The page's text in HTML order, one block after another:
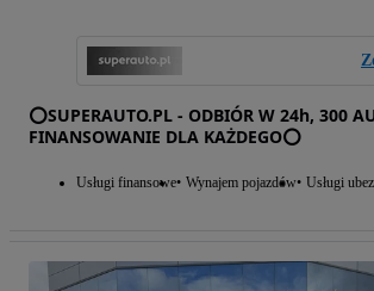
⭕SUPERAUTO.PL - ODBIÓR W 24h, 300
FINANSOWANIE DLA KAŻDEGO⭕
Usługi finansowe Wynajem pojazdów Usługi